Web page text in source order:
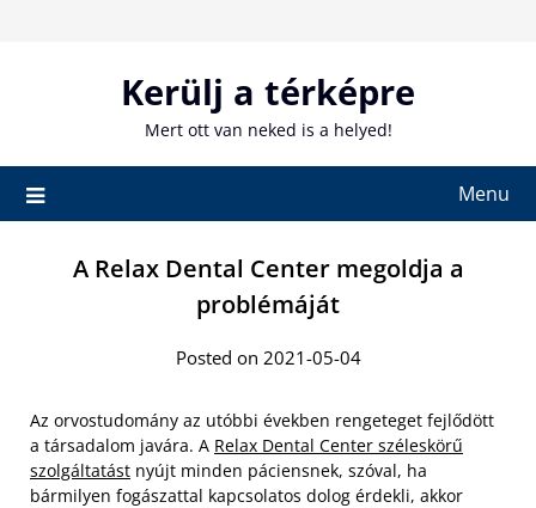
Kerülj a térképre
Mert ott van neked is a helyed!
Menu
A Relax Dental Center megoldja a
problémáját
Posted on 2021-05-04
Az orvostudomány az utóbbi években rengeteget fejlődött
a társadalom javára. A Relax Dental Center széleskörű
szolgáltatást nyújt minden páciensnek, szóval, ha
bármilyen fogászattal kapcsolatos dolog érdekli, akkor